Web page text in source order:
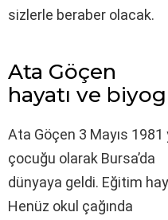
sizlerle beraber olacak.
Ata Göçen
hayatı ve
Ata Göçen 3 Mayıs
çocuğu olarak Bursa’da
dünyaya geldi. Eğitim
Henüz okul çağında